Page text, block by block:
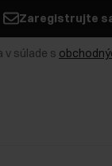
Zaregistrujte
v súlade s